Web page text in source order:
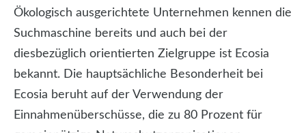
Ökologisch ausgerichtete Unternehmen kennen die
Suchmaschine bereits und auch bei der
diesbezüglich orientierten Zielgruppe ist Ecosia
bekannt. Die hauptsächliche Besonderheit bei
Ecosia beruht auf der Verwendung der
Einnahmenüberschüsse, die zu 80 Prozent für